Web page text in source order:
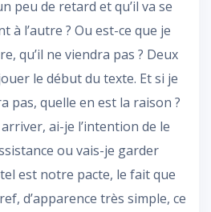
peu de retard et qu’il va se
à l’autre ? Ou est-ce que je
qu’il ne viendra pas ? Deux
le début du texte. Et si je
pas, quelle en est la raison ?
arriver, ai-je l’intention de le
ou vais-je garder
est notre pacte, le fait que
d’apparence très simple, ce